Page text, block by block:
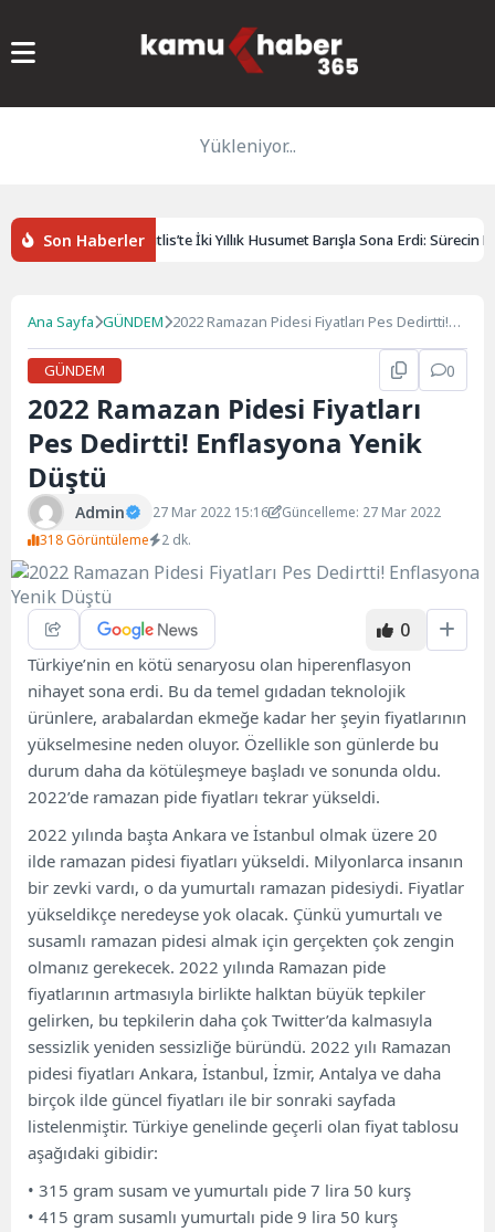
Yükleniyor...
Son Haberler
düştü Bitlis’te İki Yıllık Husumet Barışla Sona Erdi: Sürecin
Ana Sayfa GÜNDEM 2022 Ramazan Pidesi Fiyatları Pes Dedirtti!
GÜNDEM
0
2022 Ramazan Pidesi Fiyatları
Pes Dedirtti! Enflasyona Yenik
Düştü
Admin 27 Mar 2022 15:16
Güncelleme: 27 Mar 2022
318 Görüntüleme
2 dk.
0
Türkiye’nin en kötü senaryosu olan hiperenflasyon
nihayet sona erdi. Bu da temel gıdadan teknolojik
ürünlere, arabalardan ekmeğe kadar her şeyin fiyatlarının
yükselmesine neden oluyor. Özellikle son günlerde bu
durum daha da kötüleşmeye başladı ve sonunda oldu.
2022’de ramazan pide fiyatları tekrar yükseldi.
2022 yılında başta Ankara ve İstanbul olmak üzere 20
ilde ramazan pidesi fiyatları yükseldi. Milyonlarca insanın
bir zevki vardı, o da yumurtalı ramazan pidesiydi. Fiyatlar
yükseldikçe neredeyse yok olacak. Çünkü yumurtalı ve
susamlı ramazan pidesi almak için gerçekten çok zengin
olmanız gerekecek. 2022 yılında Ramazan pide
fiyatlarının artmasıyla birlikte halktan büyük tepkiler
gelirken, bu tepkilerin daha çok Twitter’da kalmasıyla
sessizlik yeniden sessizliğe büründü. 2022 yılı Ramazan
pidesi fiyatları Ankara, İstanbul, İzmir, Antalya ve daha
birçok ilde güncel fiyatları ile bir sonraki sayfada
listelenmiştir. Türkiye genelinde geçerli olan fiyat tablosu
aşağıdaki gibidir:
• 315 gram susam ve yumurtalı pide 7 lira 50 kurş
• 415 gram susamlı yumurtalı pide 9 lira 50 kurş